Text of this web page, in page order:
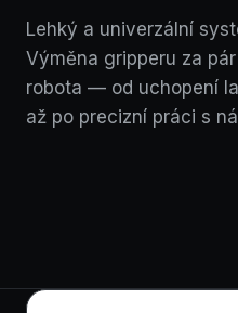
Lehký a univerzální
Výměna gripperu za
robota — od uchopení
až po precizní práci s